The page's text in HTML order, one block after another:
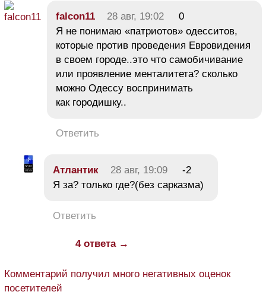
falcon11 28 авг, 19:02
0
Я не понимаю «патриотов» одесситов,
которые против проведения Евровидения
в своем городе..это что самобичивание
или проявление менталитета? сколько
можно Одессу воспринимать
как городишку..
Ответить
Атлантик 28 авг, 19:09
-2
Я за? только где?(без сарказма)
Ответить
4 ответа →
Комментарий получил много негативных оценок
посетителей